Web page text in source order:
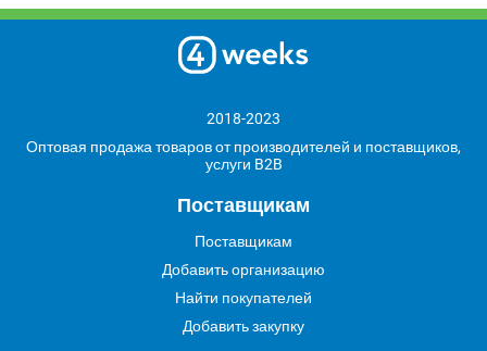
2018-2023
Оптовая продажа товаров от производителей и поставщиков,
услуги B2B
Поставщикам
Поставщикам
Добавить организацию
Найти покупателей
Добавить закупку